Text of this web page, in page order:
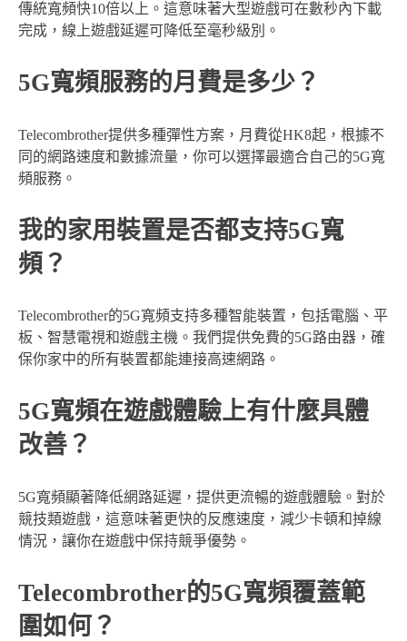
傳統寬頻快10倍以上。這意味著大型遊戲可在數秒內下載
完成，線上遊戲延遲可降低至毫秒級別。
5G寬頻服務的月費是多少？
Telecombrother提供多種彈性方案，月費從HK8起，根據不
同的網路速度和數據流量，你可以選擇最適合自己的5G寬
頻服務。
我的家用裝置是否都支持5G寬
頻？
Telecombrother的5G寬頻支持多種智能裝置，包括電腦、平
板、智慧電視和遊戲主機。我們提供免費的5G路由器，確
保你家中的所有裝置都能連接高速網路。
5G寬頻在遊戲體驗上有什麼具體
改善？
5G寬頻顯著降低網路延遲，提供更流暢的遊戲體驗。對於
競技類遊戲，這意味著更快的反應速度，減少卡頓和掉線
情況，讓你在遊戲中保持競爭優勢。
Telecombrother的5G寬頻覆蓋範
圍如何？